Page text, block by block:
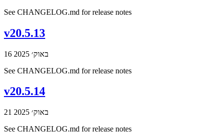
See CHANGELOG.md for release notes
v20.5.13
16 באוק׳ 2025
See CHANGELOG.md for release notes
v20.5.14
21 באוק׳ 2025
See CHANGELOG.md for release notes